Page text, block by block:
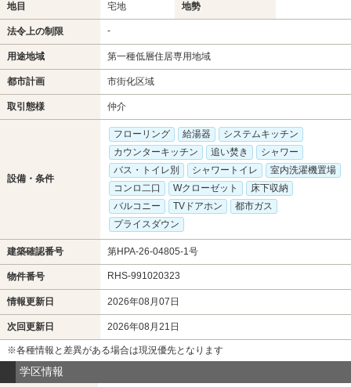
地目 宅地 地勢
法令上の制限 -
用途地域 第一種低層住居専用地域
都市計画 市街化区域
取引態様 仲介
設備・条件
フローリング 給湯器
システムキッチン
カウンターキッチン
追い焚き
シャワー
バス・トイレ別
シャワートイレ
室内洗濯機置場
コンロ二口
Wクローゼット
床下収納
バルコニー
TVドアホン
都市ガス
プライスダウン
建築確認番号 第HPA-26-04805-1号
物件番号 RHS-991020323
情報更新日 2026年08月07日
次回更新日 2026年08月21日
※各種情報と差異がある場合は現況優先となります
学区情報